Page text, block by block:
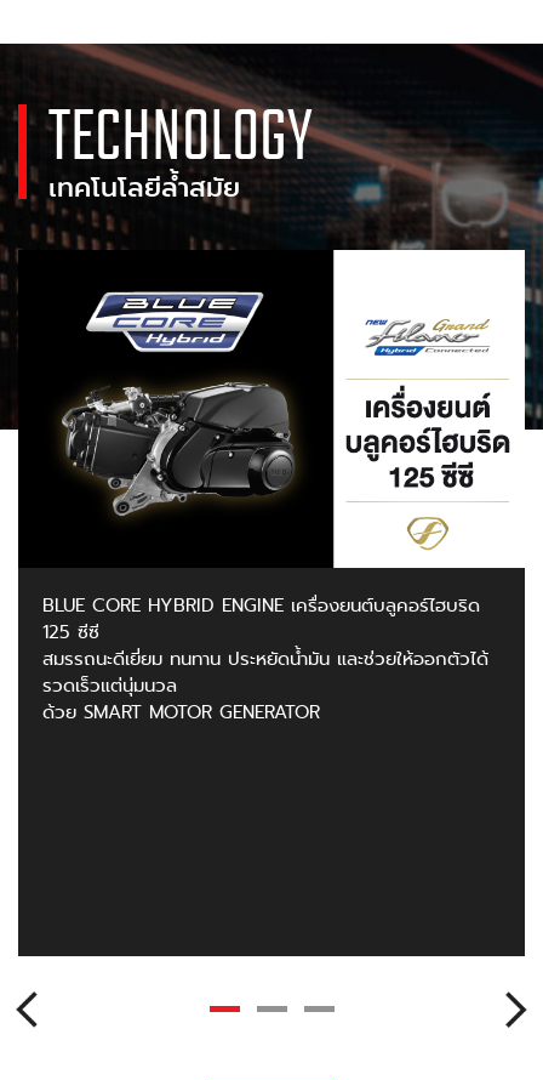
TECHNOLOGY
เทคโนโลยีล้ำสมัย
BLUE CORE HYBRID ENGINE เครื่องยนต์บลูคอร์ไฮบริด
125 ซีซี
สมรรถนะดีเยี่ยม ทนทาน ประหยัดน้ำมัน และช่วยให้ออกตัวได้
รวดเร็วแต่นุ่มนวล
ด้วย SMART MOTOR GENERATOR